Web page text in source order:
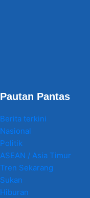
Pautan Pantas
Berita terkini
Nasional
Politik
ASEAN / Asia Timur
Tren Sekarang
Sukan
Hiburan